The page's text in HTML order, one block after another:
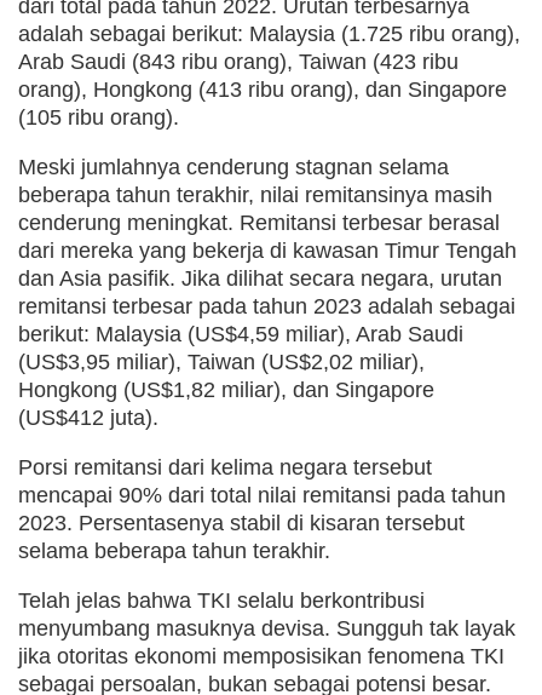
dari total pada tahun 2022. Urutan terbesarnya
adalah sebagai berikut: Malaysia (1.725 ribu orang),
Arab Saudi (843 ribu orang), Taiwan (423 ribu
orang), Hongkong (413 ribu orang), dan Singapore
(105 ribu orang).
Meski jumlahnya cenderung stagnan selama
beberapa tahun terakhir, nilai remitansinya masih
cenderung meningkat. Remitansi terbesar berasal
dari mereka yang bekerja di kawasan Timur Tengah
dan Asia pasifik. Jika dilihat secara negara, urutan
remitansi terbesar pada tahun 2023 adalah sebagai
berikut: Malaysia (US$4,59 miliar), Arab Saudi
(US$3,95 miliar), Taiwan (US$2,02 miliar),
Hongkong (US$1,82 miliar), dan Singapore
(US$412 juta).
Porsi remitansi dari kelima negara tersebut
mencapai 90% dari total nilai remitansi pada tahun
2023. Persentasenya stabil di kisaran tersebut
selama beberapa tahun terakhir.
Telah jelas bahwa TKI selalu berkontribusi
menyumbang masuknya devisa. Sungguh tak layak
jika otoritas ekonomi memposisikan fenomena TKI
sebagai persoalan, bukan sebagai potensi besar.